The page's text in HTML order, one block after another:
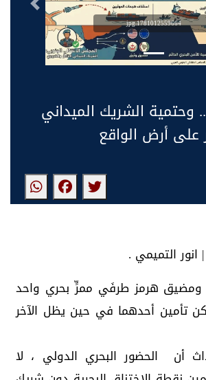
1781012559664.jpg
التالى
وحتمية الشريك الميداني
على أرض الواقع
انور التميمي .
ومضيق هرمز طرفَي ممرٍّ بحري واحد
تأمين أحدهما في حين يظل الآخر
أن الحضور البحري الدولي ، لا